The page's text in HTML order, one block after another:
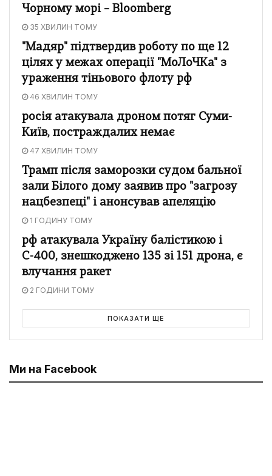
Чорному морі – Bloomberg
35 ХВИЛИН ТОМУ
"Мадяр" підтвердив роботу по ще 12
цілях у межах операції "МоЛоЧКа" з
ураження тіньового флоту рф
46 ХВИЛИН ТОМУ
росія атакувала дроном потяг Суми-
Київ, постраждалих немає
47 ХВИЛИН ТОМУ
Трамп після заморозки судом бальної
зали Білого дому заявив про "загрозу
нацбезпеці" і анонсував апеляцію
1 ГОДИНУ ТОМУ
рф атакувала Україну балістикою і
С-400, знешкоджено 135 зі 151 дрона, є
влучання ракет
2 ГОДИНИ ТОМУ
ПОКАЗАТИ ЩЕ
Ми на Facebook